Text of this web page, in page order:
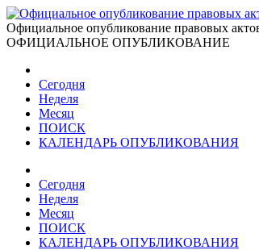
Официальное опубликование правовых
ОФИЦИАЛЬНОЕ ОПУБЛИКОВАНИЕ
Сегодня
Неделя
Месяц
ПОИСК
КАЛЕНДАРЬ ОПУБЛИКОВАНИЯ
Сегодня
Неделя
Месяц
ПОИСК
КАЛЕНДАРЬ ОПУБЛИКОВАНИЯ